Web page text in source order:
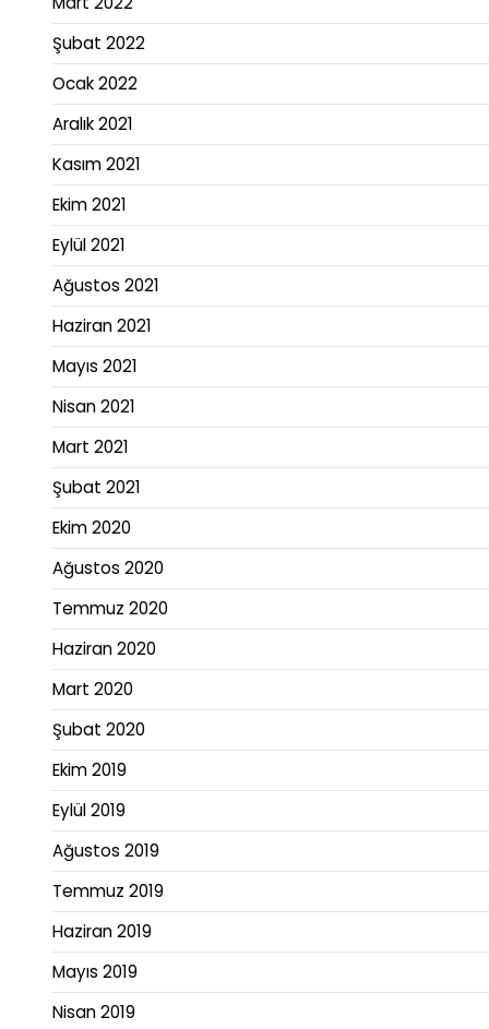
Şubat 2022
Ocak 2022
Aralık 2021
Kasım 2021
Ekim 2021
Eylül 2021
Ağustos 2021
Haziran 2021
Mayıs 2021
Nisan 2021
Mart 2021
Şubat 2021
Ekim 2020
Ağustos 2020
Temmuz 2020
Haziran 2020
Mart 2020
Şubat 2020
Ekim 2019
Eylül 2019
Ağustos 2019
Temmuz 2019
Haziran 2019
Mayıs 2019
Nisan 2019